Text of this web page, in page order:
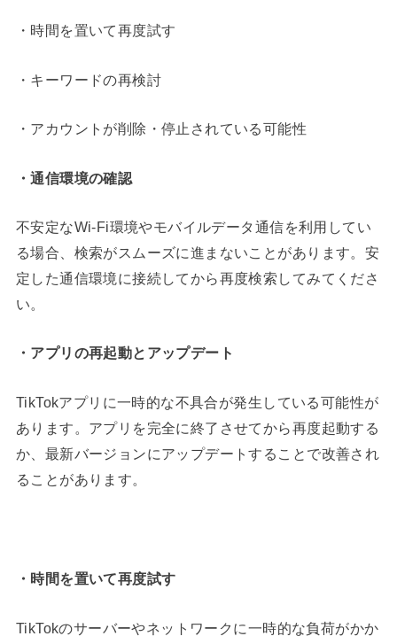
・時間を置いて再度試す
・キーワードの再検討
・アカウントが削除・停止されている可能性
・通信環境の確認
不安定なWi-Fi環境やモバイルデータ通信を利用してい
る場合、検索がスムーズに進まないことがあります。安
定した通信環境に接続してから再度検索してみてくださ
い。
・アプリの再起動とアップデート
TikTokアプリに一時的な不具合が発生している可能性が
あります。アプリを完全に終了させてから再度起動する
か、最新バージョンにアップデートすることで改善され
ることがあります。
・時間を置いて再度試す
TikTokのサーバーやネットワークに一時的な負荷がかか